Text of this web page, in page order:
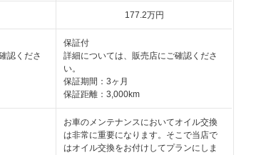
177.2万円
認くださ
保証付
詳細については、販売店にご確認くださ
い。
保証期間：3ヶ月
保証距離：3,000km
お車のメンテナンスにおいてオイル交換
は非常に重要になります。そこで当店で
はオイル交換をお付けしてプランにしま